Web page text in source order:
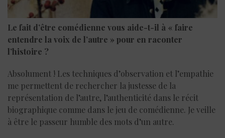
Le fait d’être comédienne vous aide-t-il à « faire
entendre la voix de l’autre » pour en raconter
l’histoire ?
Absolument ! Les techniques d’observation et l’empathie
me permettent de rechercher la justesse de la
représentation de l’autre, l’authenticité dans le récit
biographique comme dans le jeu de comédienne. Je veille
à être le passeur humble des mots d’un autre.